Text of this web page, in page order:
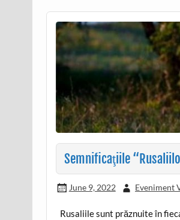
Semnificaţiile
June 9, 2022 Eveniment
Rusaliile sunt prăznuite în